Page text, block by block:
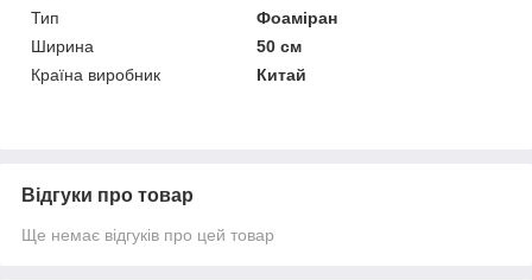
Тип
Фоаміран
Ширина
50 см
Країна виробник
Китай
Відгуки про товар
Ще немає відгуків про цей товар